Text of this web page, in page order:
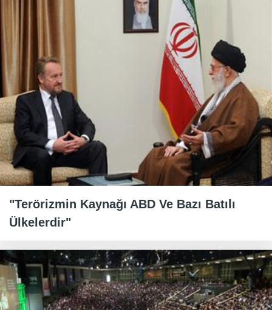
"Terörizmin Kaynağı ABD Ve Bazı Batılı
Ülkelerdir"